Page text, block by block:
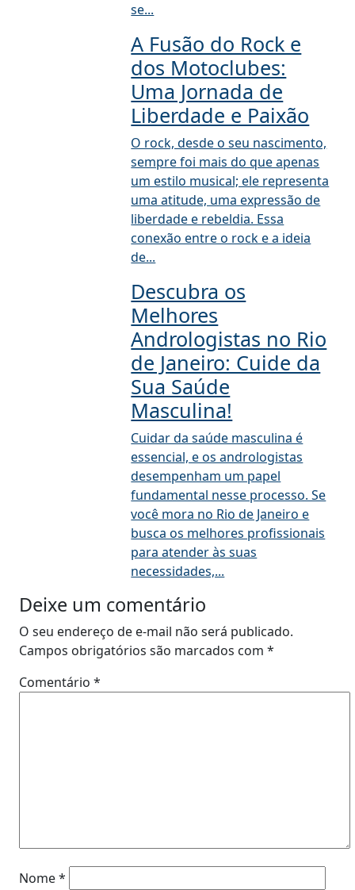
se...
A Fusão do Rock e
dos Motoclubes:
Uma Jornada de
Liberdade e Paixão
O rock, desde o seu nascimento,
sempre foi mais do que apenas
um estilo musical; ele representa
uma atitude, uma expressão de
liberdade e rebeldia. Essa
conexão entre o rock e a ideia
de...
Descubra os
Melhores
Andrologistas no Rio
de Janeiro: Cuide da
Sua Saúde
Masculina!
Cuidar da saúde masculina é
essencial, e os andrologistas
desempenham um papel
fundamental nesse processo. Se
você mora no Rio de Janeiro e
busca os melhores profissionais
para atender às suas
necessidades,...
Deixe um comentário
O seu endereço de e-mail não será publicado.
Campos obrigatórios são marcados com *
Comentário *
Nome*